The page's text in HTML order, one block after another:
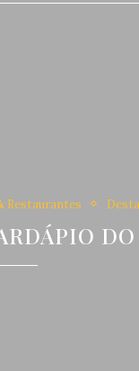
Restaurantes
DO